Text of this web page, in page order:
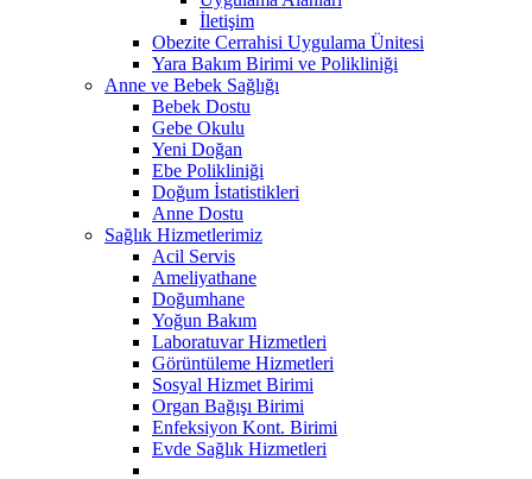
İletişim
Obezite Cerrahisi Uygulama Ünitesi
Yara Bakım Birimi ve Polikliniği
Anne ve Bebek Sağlığı
Bebek Dostu
Gebe Okulu
Yeni Doğan
Ebe Polikliniği
Doğum İstatistikleri
Anne Dostu
Sağlık Hizmetlerimiz
Acil Servis
Ameliyathane
Doğumhane
Yoğun Bakım
Laboratuvar Hizmetleri
Görüntüleme Hizmetleri
Sosyal Hizmet Birimi
Organ Bağışı Birimi
Enfeksiyon Kont. Birimi
Evde Sağlık Hizmetleri